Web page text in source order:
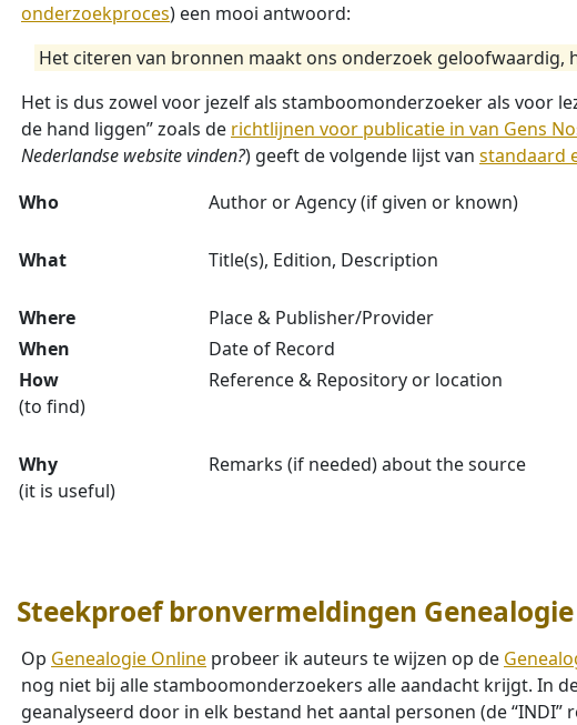
onderzoekproces) een mooi antwoord:
Het citeren van bronnen maakt ons onderzoek
Het is dus zowel voor jezelf als stamboomonderzoeker als voor
de hand liggen” zoals de richtlijnen voor publicatie in van Gens
Nederlandse website vinden?) geeft de volgende lijst van standaard
Who
Author or Agency (if given or known)
What
Title(s), Edition, Description
Where
Place & Publisher/Provider
When
Date of Record
How
(to find)
Reference & Repository or location
Why
(it is useful)
Remarks (if needed) about the source
Steekproef bronvermeldingen
Op Genealogie Online probeer ik auteurs te wijzen op de
nog niet bij alle stamboomonderzoekers alle aandacht krijgt. In
geanalyseerd door in elk bestand het aantal personen (de “INDI”